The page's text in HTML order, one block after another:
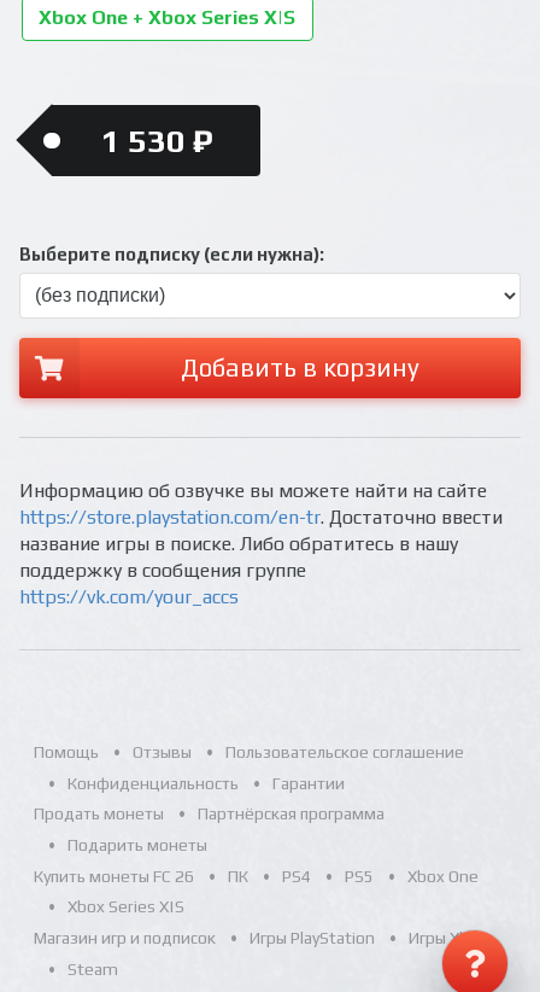
Xbox One + Xbox Series X|S
1 530 ₽
Выберите подписку (если нужна):
Добавить в корзину
Информацию об озвучке вы можете найти на сайте
https://store.playstation.com/en-tr. Достаточно ввести
название игры в поиске. Либо обратитесь в нашу
поддержку в сообщения группе
https://vk.com/your_accs
Помощь Отзывы
Пользовательское соглашение
Конфиденциальность
Гарантии
Продать монеты
Партнёрская программа
Подарить монеты
Купить монеты FC 26
ПК PS4 PS5
Xbox One
Xbox Series X|S
Магазин игр и подписок
Игры PlayStation
Игры Xbox
Steam